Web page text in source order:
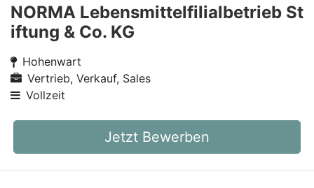
NORMA Lebensmittelfilialbetrieb St
iftung & Co. KG
Hohenwart
Vertrieb, Verkauf, Sales
Vollzeit
Jetzt Bewerben